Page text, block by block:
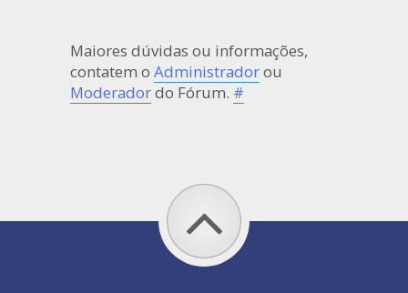
Maiores dúvidas ou informações,
contatem oAdministradorou
Moderadordo Fórum. #